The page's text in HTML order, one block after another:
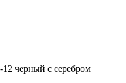
черный с серебром